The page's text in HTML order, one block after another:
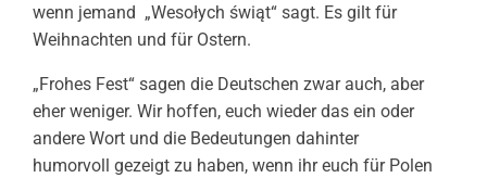
wenn jemand „Wesołych świąt“ sagt. Es gilt für
Weihnachten und für Ostern.
„Frohes Fest“ sagen die Deutschen zwar auch, aber
eher weniger. Wir hoffen, euch wieder das ein oder
andere Wort und die Bedeutungen dahinter
humorvoll gezeigt zu haben, wenn ihr euch für Polen